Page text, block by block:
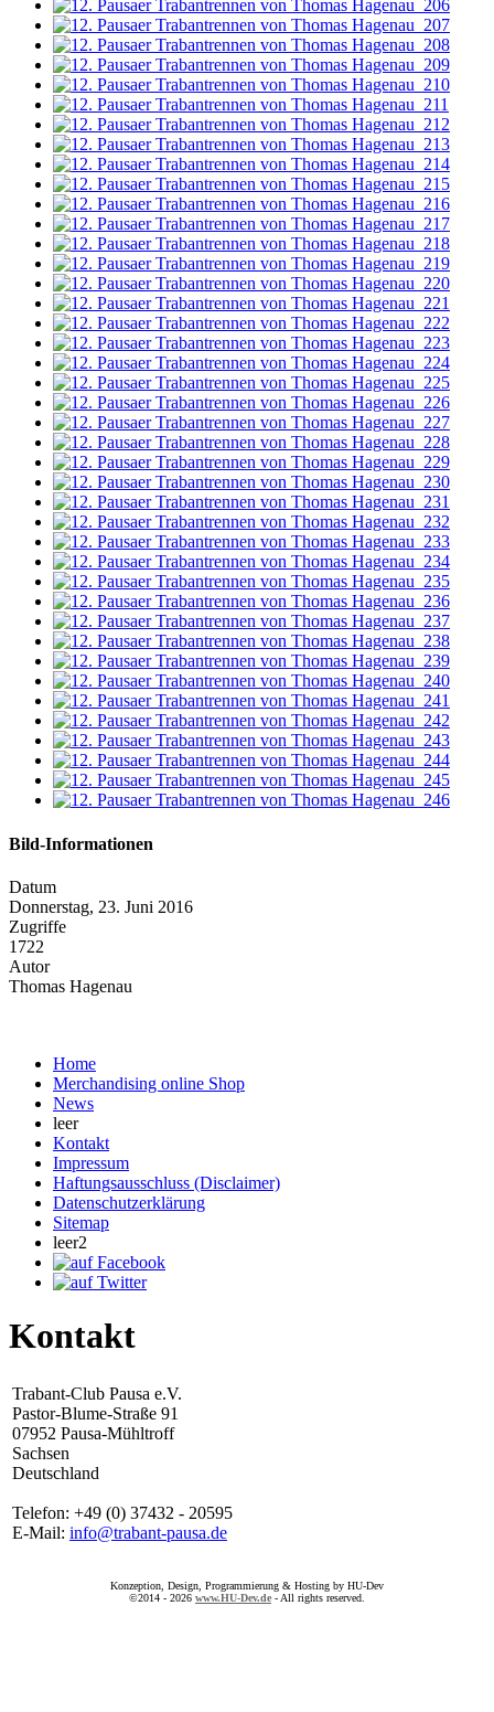
Bild-Informationen
Datum
Donnerstag, 23. Juni 2016
Zugriffe
1722
Autor
Thomas Hagenau
Home
Merchandising online Shop
News
leer
Kontakt
Impressum
Haftungsausschluss (Disclaimer)
Datenschutzerklärung
Sitemap
leer2
Kontakt
Trabant-Club Pausa e.V.
Pastor-Blume-Straße 91
07952 Pausa-Mühltroff
Sachsen
Deutschland
Telefon: +49 (0) 37432 - 20595
E-Mail: info@trabant-pausa.de
Konzeption, Design, Programmierung & Hosting by HU-Dev
©2014 - 2026 www.HU-Dev.de - All rights reserved.